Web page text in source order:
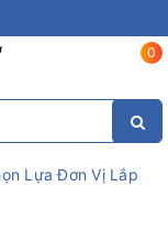
0
Lựa Đơn Vị Lắp